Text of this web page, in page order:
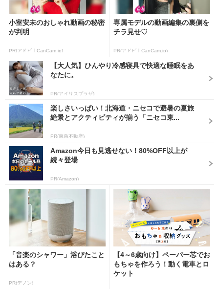
小室安未のおしゃれ動画の秘密
が判明
PR(アドビ｜CanCam.jp)
専属モデルの動画編集の裏側を
チラ見せ♡
PR(アドビ｜CanCam.jp)
【大人気】ひんやり冷感寝具で快適な睡眠をあ
なたに。
PR(アイリスプラザ)
楽しさいっぱい！北海道・ニセコで避暑の夏旅
絶景とアクティビティが揃う「ニセコ東...
PR(東急不動産)
Amazon今日も見逃せない！80%OFF以上が
続々登場
PR(Amazon)
「音楽のシャワー」浴びたこと
はある？
PR(デノン)
【4～6歳向け】ペーパー芯でお
もちゃを作ろう！動く電車とロ
ケット